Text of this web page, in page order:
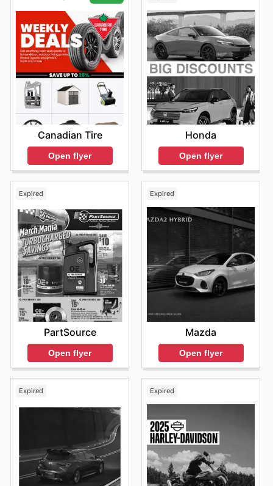
Canadian Tire
Open flyer
Honda
Open flyer
Expired
PartSource
Open flyer
Expired
Mazda
Open flyer
Expired Expired